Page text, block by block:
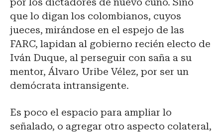
por los dictadores de nuevo cuño. Sino
que lo digan los colombianos, cuyos
jueces, mirándose en el espejo de las
FARC, lapidan al gobierno recién electo de
Iván Duque, al perseguir con saña a su
mentor, Álvaro Uribe Vélez, por ser un
demócrata intransigente.
Es poco el espacio para ampliar lo
señalado, o agregar otro aspecto colateral,